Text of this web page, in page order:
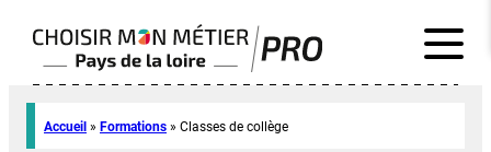
Accueil » Formations » Classes de collège